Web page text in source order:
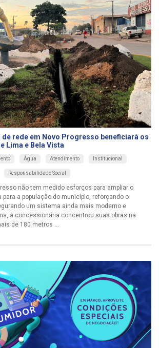
de rede em Novo Progresso beneficiará os
Lima e Bela Vista
Água Atendimento Institucional
Responsabilidade Social
não tem medido esforços para ampliar o
a população do município, reforçando o
um sistema ainda mais moderno e
a concessionária concentrou suas obras na
de 180 metros ...